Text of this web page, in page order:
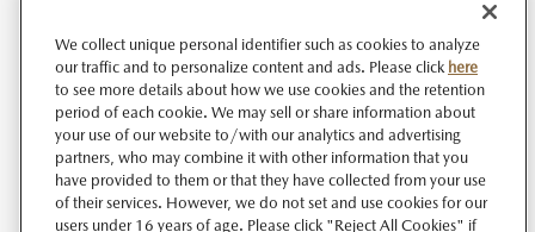
必ずハッシュタグ「#withMazda」をつけて投
稿してください。
特定の車種についての投稿の場合は、ぜひ「#車種名」
もつけてご投稿ください。
We collect unique personal identifier such as cookies to analyze
our traffic and to personalize content and ads. Please click here
to see more details about how we use cookies and the retention
period of each cookie. We may sell or share information about
your use of our website to/with our analytics and advertising
partners, who may combine it with other information that you
have provided to them or that they have collected from your use
of their services. However, we do not set and use cookies for our
users under 16 years of age. Please click "Reject All Cookies" if